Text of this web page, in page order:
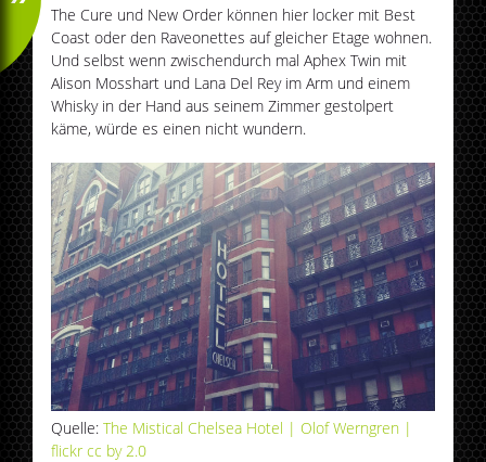
The Cure und New Order können hier locker mit Best
Coast oder den Raveonettes auf gleicher Etage wohnen.
Und selbst wenn zwischendurch mal Aphex Twin mit
Alison Mosshart und Lana Del Rey im Arm und einem
Whisky in der Hand aus seinem Zimmer gestolpert
käme, würde es einen nicht wundern.
Quelle:The Mistical Chelsea Hotel | Olof Werngren |
flickr cc by 2.0